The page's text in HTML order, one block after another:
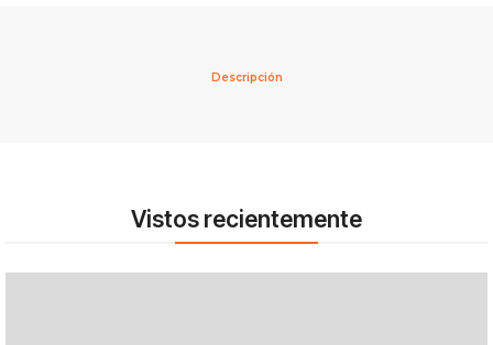
Descripción
Vistos recientemente